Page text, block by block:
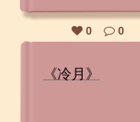
0 0
《冷月》